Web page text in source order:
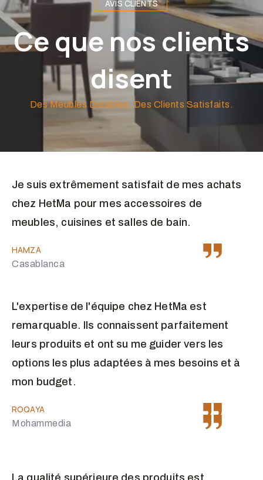
AVIS CLIENTS
Ce que nos clients
disent
Des Meubles Durables. Des Clients Satisfaits.
Je suis extrêmement satisfait de mes achats
chez HetMa pour mes accessoires de
meubles, cuisines et salles de bain.
HAMZA
Casablanca
L'expertise de l'équipe chez HetMa est
remarquable. Ils connaissent parfaitement
leurs produits et ont su me guider vers les
options les plus adaptées à mes besoins et à
mon budget.
ROQAYA
Mohammedia
La qualité supérieure des produits est